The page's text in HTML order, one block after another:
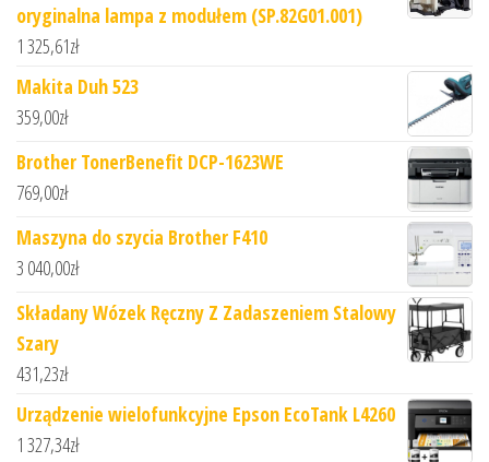
oryginalna lampa z modułem (SP.82G01.001)
1 325,61zł
Makita Duh 523
359,00zł
Brother TonerBenefit DCP-1623WE
769,00zł
Maszyna do szycia Brother F410
3 040,00zł
Składany Wózek Ręczny Z Zadaszeniem Stalowy
Szary
431,23zł
Urządzenie wielofunkcyjne Epson EcoTank L4260
1 327,34zł